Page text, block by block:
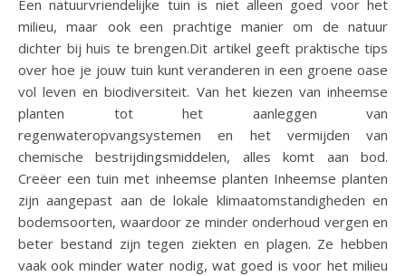
Een natuurvriendelijke tuin is niet alleen goed voor het
milieu, maar ook een prachtige manier om de natuur
dichter bij huis te brengen.Dit artikel geeft praktische tips
over hoe je jouw tuin kunt veranderen in een groene oase
vol leven en biodiversiteit. Van het kiezen van inheemse
planten tot het aanleggen van
regenwateropvangsystemen en het vermijden van
chemische bestrijdingsmiddelen, alles komt aan bod.
Creëer een tuin met inheemse planten Inheemse planten
zijn aangepast aan de lokale klimaatomstandigheden en
bodemsoorten, waardoor ze minder onderhoud vergen en
beter bestand zijn tegen ziekten en plagen. Ze hebben
vaak ook minder water nodig, wat goed is voor het milieu